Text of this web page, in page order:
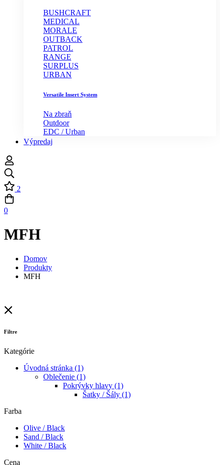
BUSHCRAFT
MEDICAL
MORALE
OUTBACK
PATROL
RANGE
SURPLUS
URBAN
Versatile Insert System
Na zbraň
Outdoor
EDC / Urban
Výpredaj
2
0
MFH
Domov
Produkty
MFH
Filtre
Kategórie
Úvodná stránka (1)
Oblečenie (1)
Pokrývky hlavy (1)
Šatky / Šály (1)
Farba
Olive / Black
Sand / Black
White / Black
Cena